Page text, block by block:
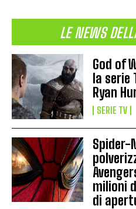
LE NEWS
God of
la serie
Ryan
SERIE TV
Spider-
milioni
di